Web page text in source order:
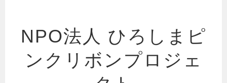
NPO法人 ひろしまピ
ンクリボンプロジェ